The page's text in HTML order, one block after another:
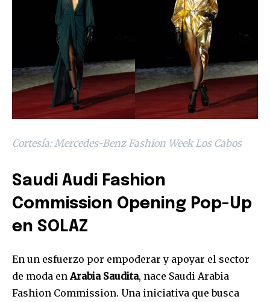
Cortesía: Mercedes-Benz Fashion Week Los Cabos
Saudi Audi Fashion
Commission Opening Pop-Up
en SOLAZ
En un esfuerzo por empoderar y apoyar el sector
de moda en Arabia Saudita, nace Saudi Arabia
Fashion Commission. Una iniciativa que busca